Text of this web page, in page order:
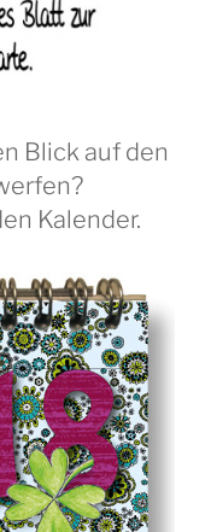
Blick auf den
Kalender.